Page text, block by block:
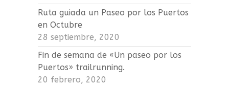
Ruta guiada un Paseo por los Puertos
en Octubre
28 septiembre, 2020
Fin de semana de «Un paseo por los
Puertos» trailrunning.
20 febrero, 2020